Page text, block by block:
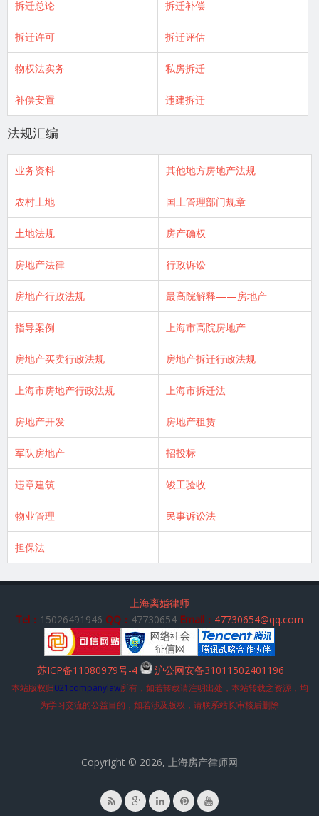
拆迁总论 拆迁补偿
拆迁许可 拆迁评估
物权法实务 私房拆迁
补偿安置 违建拆迁
法规汇编
业务资料 其他地方房地产法规
农村土地 国土管理部门规章
土地法规 房产确权
房地产法律 行政诉讼
房地产行政法规 最高院解释——房地产
指导案例 上海市高院房地产
房地产买卖行政法规 房地产拆迁行政法规
上海市房地产行政法规 上海市拆迁法
房地产开发 房地产租赁
军队房地产 招投标
违章建筑 竣工验收
物业管理 民事诉讼法
担保法
上海离婚律师
Tel： 15026491946 QQ： 47730654 Email： 47730654@qq.com
苏ICP备11080979号-4 沪公网安备31011502401196
本站版权归021companylaw所有，如若转载请注明出处，本站转载之资源，均
为学习交流的公益目的，如若涉及版权，请联系站长审核后删除
Copyright © 2026, 上海房产律师网